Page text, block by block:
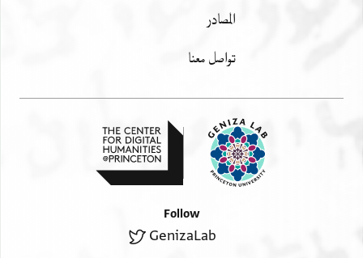
المصادر
تواصل معنا
Follow
GenizaLab